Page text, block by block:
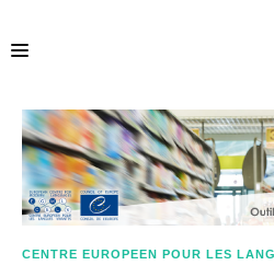
ACCUEIL
ECML.AT
CENTRE EUROPEEN POUR LES